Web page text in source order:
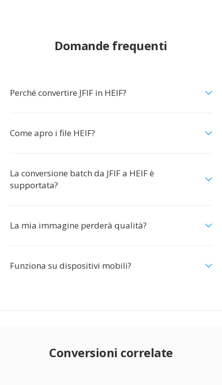
Domande frequenti
Perché convertire JFIF in HEIF?
Come apro i file HEIF?
La conversione batch da JFIF a HEIF è
supportata?
La mia immagine perderà qualità?
Funziona su dispositivi mobili?
Conversioni correlate